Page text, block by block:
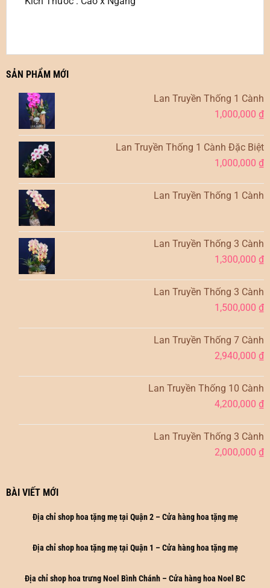
SẢN PHẨM MỚI
Lan Truyền Thống 1 Cành
1,000,000₫
Lan Truyền Thống 1 Cành Đặc Biệt
1,000,000₫
Lan Truyền Thống 1 Cành
Lan Truyền Thống 3 Cành
1,300,000₫
Lan Truyền Thống 3 Cành
1,500,000₫
Lan Truyền Thống 7 Cành
2,940,000₫
Lan Truyền Thống 10 Cành
4,200,000₫
Lan Truyền Thống 3 Cành
2,000,000₫
BÀI VIẾT MỚI
Địa chỉ shop hoa tặng mẹ tại Quận 2 – Cửa hàng hoa tặng mẹ
Địa chỉ shop hoa tặng mẹ tại Quận 1 – Cửa hàng hoa tặng mẹ
Địa chỉ shop hoa trưng Noel Bình Chánh – Cửa hàng hoa Noel BC